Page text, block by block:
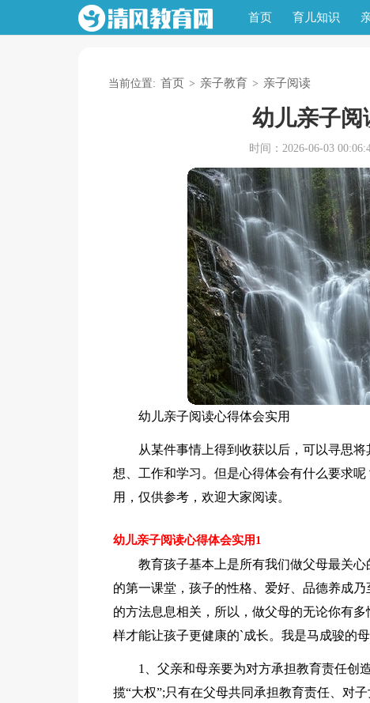
首页 育儿知识
当前位置: 首页 > 亲子教育 > 亲子阅读
幼儿亲子阅
时间：2026-06-03
幼儿亲子阅读心得体会实用
从某件事情上得到收获以后，可以寻思
想、工作和学习。但是心得体会有什么要求
用，仅供参考，欢迎大家阅读。
幼儿亲子阅读心得体会实用1
教育孩子基本上是所有我们做父母最关
的第一课堂，孩子的性格、爱好、品德养成
的方法息息相关，所以，做父母的无论你有
样才能让孩子更健康的`成长。我是马成骏的
1、父亲和母亲要为对方承担教育责任创
揽“大权”;只有在父母共同承担教育责任、对